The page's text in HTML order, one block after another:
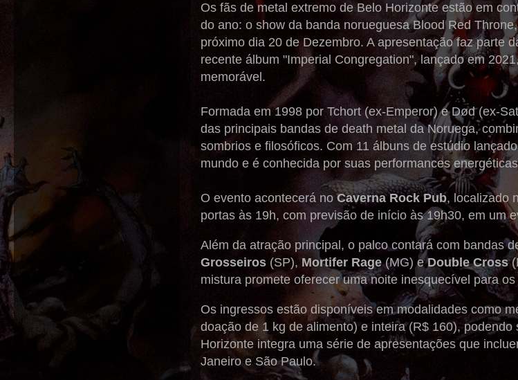
Os fãs de metal extremo de Belo Horizonte estão em
do ano: o show da banda norueguesa Blood Red
próximo dia 20 de Dezembro. A apresentação faz parte
recente álbum "Imperial Congregation", lançado em
memorável.
Formada em 1998 por Tchort (ex-Emperor) e Død (ex-
das principais bandas de death metal da Noruega,
sombrios e filosóficos. Com 11 álbuns de estúdio
mundo e é conhecida por suas performances
O evento acontecerá noCaverna Rock Pub, localizado
portas às 19h, com previsão de início às 19h30, em um
Além da atração principal, o palco contará com bandas
Grosseiros (SP), Mortifer Rage(MG) eDouble Cross
mistura promete oferecer uma noite inesquecível para
Os ingressos estão disponíveis em modalidades como
doação de 1 kg de alimento) e inteira (R$ 160),
Horizonte integra uma série de apresentações que
Janeiro e São Paulo​.